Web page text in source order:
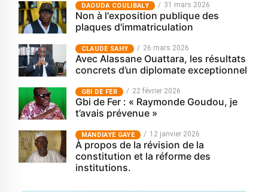
‎DAOUDA COULIBALY 31 mars 2026
Non à l'exposition publique des
plaques d'immatriculation
CLAUDE SAHY 26 mars 2026
Avec Alassane Ouattara, les résultats
concrets d’un diplomate exceptionnel
GBI DE FER 22 février 2026
Gbi de Fer : « Raymonde Goudou, je
t’avais prévenue »
MANDIAYE GAYE 12 janvier 2026
À propos de la révision de la
constitution et la réforme des
institutions.